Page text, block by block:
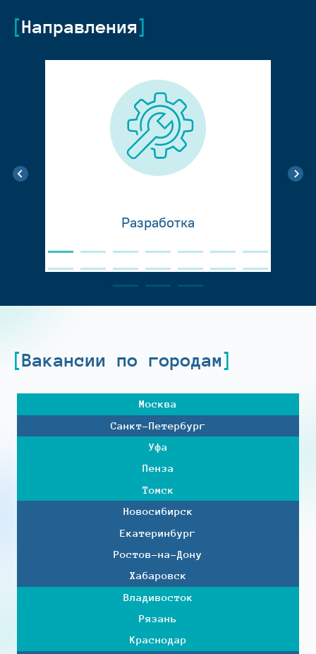
Направления
Разработка
Вакансии по городам
Москва
Санкт-Петербург
Уфа
Пенза
Томск
Новосибирск
Екатеринбург
Ростов-на-Дону
Хабаровск
Владивосток
Рязань
Краснодар